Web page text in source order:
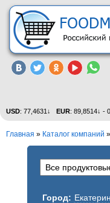
USD: 77,4631↓ EUR: 89,8514↓ -
Главная » Каталог компаний »
Город: